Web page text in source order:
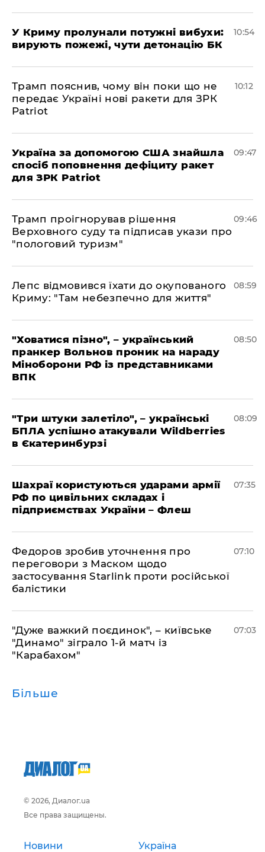
У Криму пролунали потужні вибухи:
вирують пожежі, чути детонацію БК
10:54
Трамп пояснив, чому він поки що не
передає Україні нові ракети для ЗРК
Patriot
10:12
Україна за допомогою США знайшла
спосіб поповнення дефіциту ракет
для ЗРК Patriot
09:47
Трамп проігнорував рішення
Верховного суду та підписав укази про
"пологовий туризм"
09:46
Лепс відмовився їхати до окупованого
Криму: "Там небезпечно для життя"
08:59
"Ховатися пізно", – український
пранкер Вольнов проник на нараду
Міноборони РФ із представниками
ВПК
08:50
"Три штуки залетіло", – українські
БПЛА успішно атакували Wildberries
в Єкатеринбурзі
08:09
Шахраї користуються ударами армії
РФ по цивільних складах і
підприємствах України – Флеш
07:35
Федоров зробив уточнення про
переговори з Маском щодо
застосування Starlink проти російської
балістики
07:10
"Дуже важкий поєдинок", – київське
"Динамо" зіграло 1-й матч із
"Карабахом"
07:03
Більше
© 2026, Диалог.ua
Все права защищены.
Новини Україна